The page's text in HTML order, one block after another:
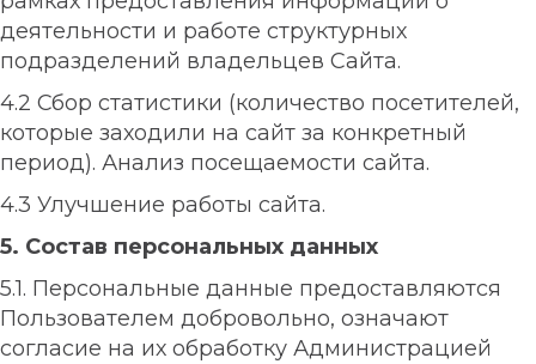
деятельности и работе структурных
подразделений владельцев Сайта.
4.2 Сбор статистики (количество посетителей,
которые заходили на сайт за конкретный
период). Анализ посещаемости сайта.
4.3 Улучшение работы сайта.
5. Состав персональных данных
5.1. Персональные данные предоставляются
Пользователем добровольно, означают
согласие на их обработку Администрацией